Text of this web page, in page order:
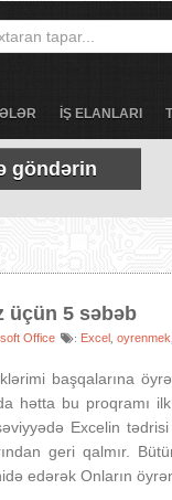
İŞ ELANLARI
göndərin
üçün 5 səbəb
Office : Excel oyrenmek
başqalarına
hətta bu proqramı
Excelin
geri qalmır.
edərək Onların